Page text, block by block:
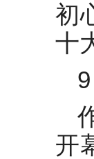
初
十
9
开